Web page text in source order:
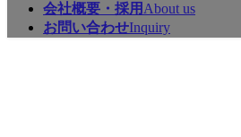
会社概要・採用About us
お問い合わせInquiry